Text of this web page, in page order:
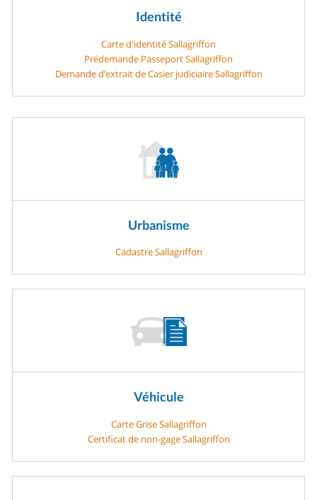
Identité
Carte d'identité Sallagriffon
Prédemande Passeport Sallagriffon
Demande d’extrait de Casier judiciaire Sallagriffon
Urbanisme
Cadastre Sallagriffon
Véhicule
Carte Grise Sallagriffon
Certificat de non-gage Sallagriffon